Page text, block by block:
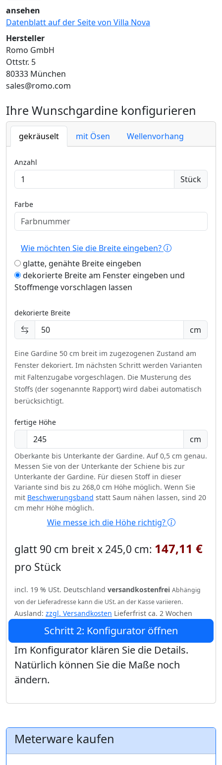
ansehen
Datenblatt auf der Seite von Villa Nova
Hersteller
Romo GmbH
Ottstr. 5
80333 München
sales@romo.com
Ihre Wunschgardine konfigurieren
gekräuselt mit Ösen Wellenvorhang
Anzahl
Stück
Farbe
Wie möchten Sie die Breite eingeben?
glatte, genähte Breite eingeben
dekorierte Breite am Fenster eingeben und
Stoffmenge vorschlagen lassen
dekorierte Breite
cm
Eine Gardine 50 cm breit im zugezogenen Zustand am
Fenster dekoriert. Im nächsten Schritt werden Varianten
mit Faltenzugabe vorgeschlagen. Die Musterung des
Stoffs (der sogenannte Rapport) wird dabei automatisch
berücksichtigt.
fertige Höhe
cm
Oberkante bis Unterkante der Gardine. Auf 0,5 cm genau.
Messen Sie von der Unterkante der Schiene bis zur
Unterkante der Gardine. Für diesen Stoff in dieser
Variante sind bis zu 268,0 cm Höhe möglich. Wenn Sie
mit Beschwerungsband statt Saum nähen lassen, sind 20
cm mehr Höhe möglich.
Wie messe ich die Höhe richtig?
glatt 90 cm breit x 245,0 cm: 147,11 €
pro Stück
incl. 19 % USt. Deutschland versandkostenfrei Abhängig
von der Lieferadresse kann die USt. an der Kasse variieren.
Ausland: zzgl. Versandkosten Lieferfrist ca. 2 Wochen
Schritt 2: Konfigurator öffnen
Im Konfigurator klären Sie die Details.
Natürlich können Sie die Maße noch
ändern.
Meterware kaufen